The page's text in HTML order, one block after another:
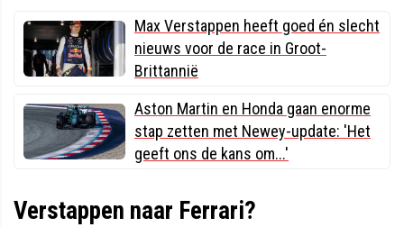
Max Verstappen heeft goed én slecht
nieuws voor de race in Groot-
Brittannië
Aston Martin en Honda gaan enorme
stap zetten met Newey-update: 'Het
geeft ons de kans om...'
Verstappen naar Ferrari?